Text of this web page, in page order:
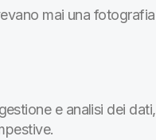
mai una fotografia
e analisi dei dati,